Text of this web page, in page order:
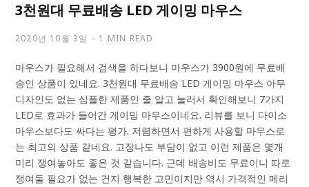
3천원대 무료배송 LED 게이밍 마우스
2020년 10월 3일 1 MIN READ
마우스가 필요해서 검색을 하다보니 마우스가 3900원에 무료배
송인 상품이 있네요. 3천원대 무료배송 LED 게이밍 마우스 아무
디자인도 없는 심플한 제품인 줄 알고 눌러서 확인해보니 7가지
LED로 효과가 들어간 게이밍 마우스이네요. 리뷰를 보니 다이소
마우스보다도 싸다는 평가. 저렴하면서 편하게 사용할 마우스로
는 최고의 상품 같네요. 고장나도 부담이 없고 이런 제품은 몇개
미리 쟁여놓아도 좋은 것 같습니다. 근데 배송비도 무료이니 따로
쟁여둘 필요가 없는 건지 행복한 고민이지만 역시 가격적인 메리